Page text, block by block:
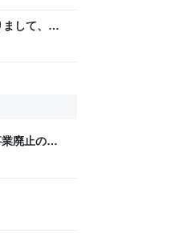
して、は
としては
廃止の決